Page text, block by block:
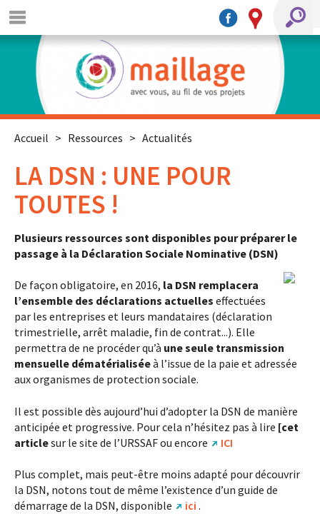
Accueil > Ressources > Actualités
LA DSN : UNE POUR
TOUTES !
Plusieurs ressources sont disponibles pour préparer le
passage à la Déclaration Sociale Nominative (DSN)
De façon obligatoire, en 2016, la DSN remplacera
l’ensemble des déclarations actuelles effectuées
par les entreprises et leurs mandataires (déclaration
trimestrielle, arrêt maladie, fin de contrat...). Elle
permettra de ne procéder qu’à une seule transmission
mensuelle dématérialiséeà l’issue de la paie et adressée
aux organismes de protection sociale.
Il est possible dès aujourd’hui d’adopter la DSN de manière
anticipée et progressive. Pour cela n’hésitez pas à lire [cet
articlesur le site de l’URSSAF ou encore ICI
Plus complet, mais peut-être moins adapté pour découvrir
la DSN, notons tout de même l’existence d’un guide de
démarrage de la DSN, disponible
ici .